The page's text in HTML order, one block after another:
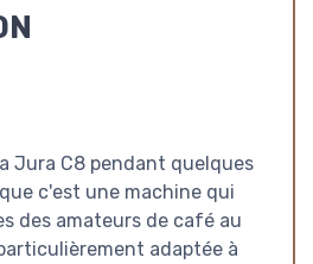
Jura C8 pendant quelques
c'est une machine qui
des amateurs de café au
adaptée à